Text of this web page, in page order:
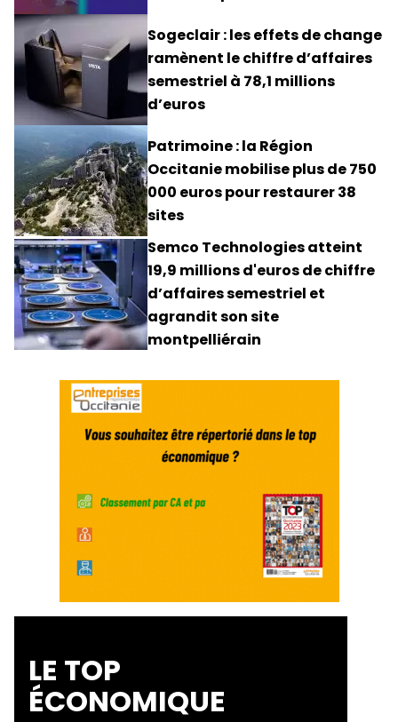
Sogeclair : les effets de change
ramènent le chiffre d’affaires
semestriel à 78,1 millions
d’euros
Patrimoine : la Région
Occitanie mobilise plus de 750
000 euros pour restaurer 38
sites
Semco Technologies atteint
19,9 millions d'euros de chiffre
d’affaires semestriel et
agrandit son site
montpelliérain
LE TOP
ÉCONOMIQUE